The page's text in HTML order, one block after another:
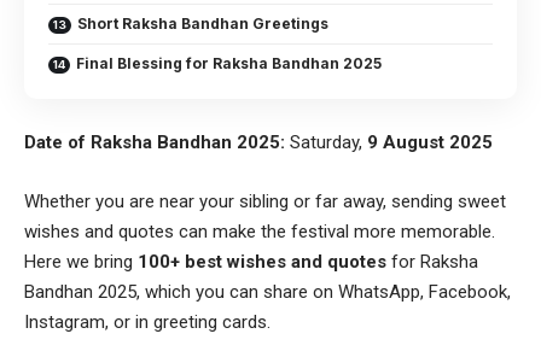
Short Raksha Bandhan Greetings
Final Blessing for Raksha Bandhan 2025
Date of Raksha Bandhan 2025: Saturday, 9 August 2025
Whether you are near your sibling or far away, sending sweet
wishes and quotes can make the festival more memorable.
Here we bring 100+ best wishes and quotes for Raksha
Bandhan 2025, which you can share on WhatsApp, Facebook,
Instagram, or in greeting cards.